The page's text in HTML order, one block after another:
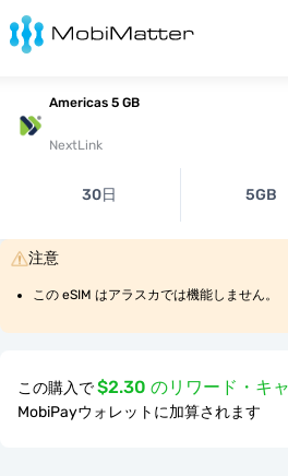
Americas 5 GB
NextLink
30日 5GB
注意
この eSIM はアラスカでは機能しません。
この購入で$2.30 のリワード・キ
MobiPayウォレットに加算されます